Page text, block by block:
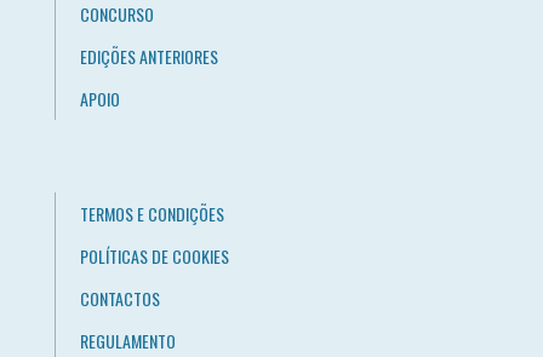
CONCURSO
EDIÇÕES ANTERIORES
APOIO
TERMOS E CONDIÇÕES
POLÍTICAS DE COOKIES
CONTACTOS
REGULAMENTO